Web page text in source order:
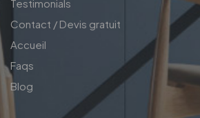
Testimonials
Contact / Devis gratuit
Accueil
Faqs
Blog